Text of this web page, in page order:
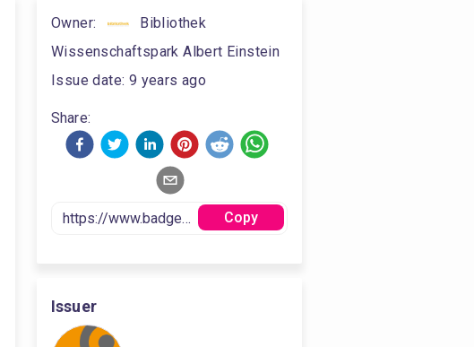
Owner:
Bibliothek
Wissenschaftspark Albert Einstein
Issue date: 9 years ago
Share:
Copy
Issuer